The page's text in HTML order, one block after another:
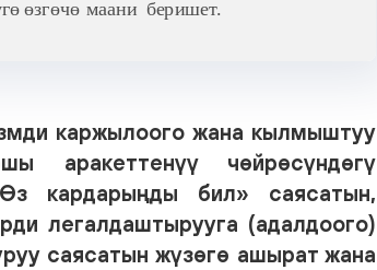
каржылоого жана кылмыштуу
аракеттенүү чөйрөсүндөгү
кардарыңды бил» саясатын,
легалдаштырууга (адалдоого)
саясатын жүзөгө ашырат жана